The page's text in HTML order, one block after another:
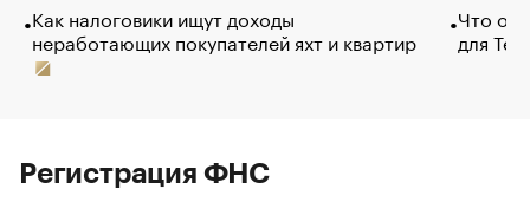
Как налоговики ищут доходы
неработающих покупателей яхт и квартир
Что
для
Регистрация ФНС